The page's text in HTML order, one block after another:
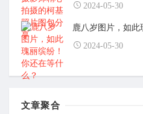
2024-05-30
鹿八岁图片，如此
2024-05-30
文章聚合